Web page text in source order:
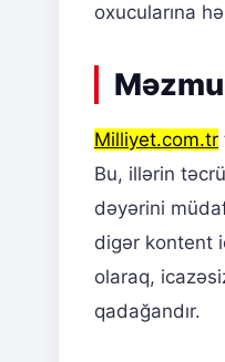
oxucularına
Milliyet.com.tr
Bu, illərin
dəyərini
digər kontent
olaraq,
qadağandır.